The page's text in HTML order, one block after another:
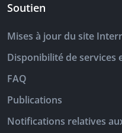
Soutien
Mises à jour du site
Disponibilité de services
FAQ
Publications
Notifications relatives